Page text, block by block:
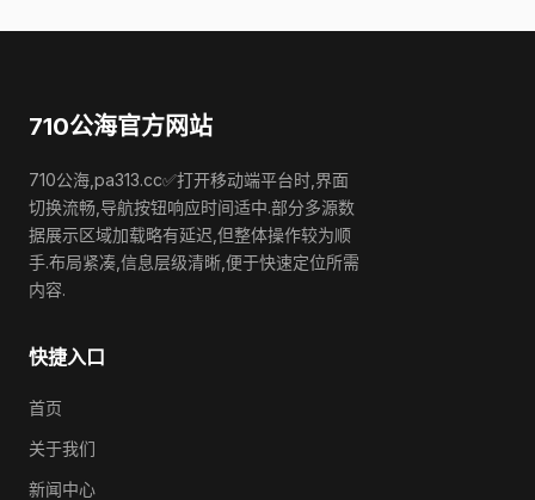
710公海官方网站
710公海,pa313.cc✅打开移动端平台时,界面
切换流畅,导航按钮响应时间适中.部分多源数
据展示区域加载略有延迟,但整体操作较为顺
手.布局紧凑,信息层级清晰,便于快速定位所需
内容.
快捷入口
首页
关于我们
新闻中心